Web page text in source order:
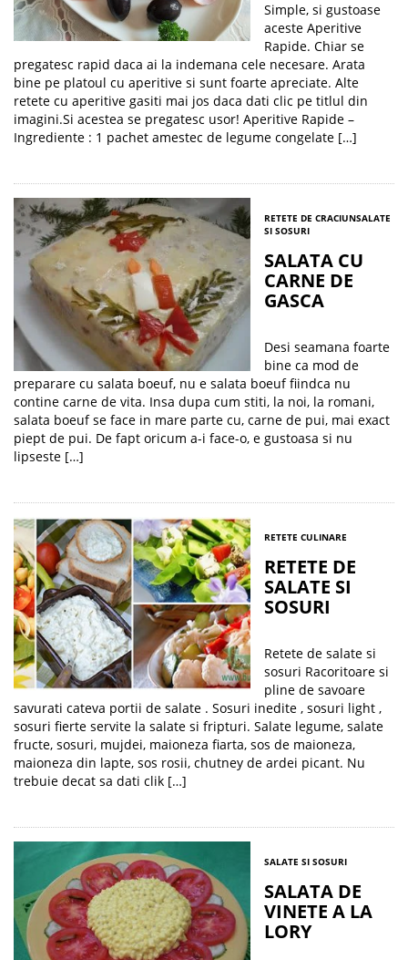
Simple, si gustoase
aceste Aperitive
Rapide. Chiar se
pregatesc rapid daca ai la indemana cele necesare. Arata
bine pe platoul cu aperitive si sunt foarte apreciate. Alte
retete cu aperitive gasiti mai jos daca dati clic pe titlul din
imagini.Si acestea se pregatesc usor! Aperitive Rapide –
Ingrediente : 1 pachet amestec de legume congelate […]
RETETE DE CRACIUNSALATE
SI SOSURI
SALATA CU
CARNE DE
GASCA
Desi seamana foarte
bine ca mod de
preparare cu salata boeuf, nu e salata boeuf fiindca nu
contine carne de vita. Insa dupa cum stiti, la noi, la romani,
salata boeuf se face in mare parte cu, carne de pui, mai exact
piept de pui. De fapt oricum a-i face-o, e gustoasa si nu
lipseste […]
RETETE CULINARE
RETETE DE
SALATE SI
SOSURI
Retete de salate si
sosuri Racoritoare si
pline de savoare
savurati cateva portii de salate . Sosuri inedite , sosuri light ,
sosuri fierte servite la salate si fripturi. Salate legume, salate
fructe, sosuri, mujdei, maioneza fiarta, sos de maioneza,
maioneza din lapte, sos rosii, chutney de ardei picant. Nu
trebuie decat sa dati clik […]
SALATE SI SOSURI
SALATA DE
VINETE A LA
LORY